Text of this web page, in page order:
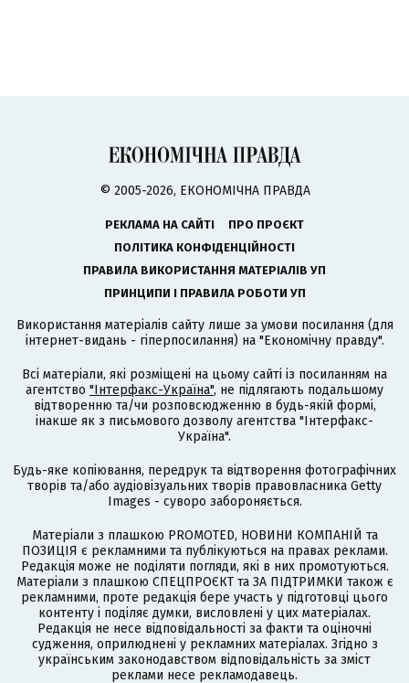
© 2005-2026, ЕКОНОМІЧНА ПРАВДА
РЕКЛАМА НА САЙТІ
ПРО ПРОЄКТ
ПОЛІТИКА КОНФІДЕНЦІЙНОСТІ
ПРАВИЛА ВИКОРИСТАННЯ МАТЕРІАЛІВ УП
ПРИНЦИПИ І ПРАВИЛА РОБОТИ УП
Використання матеріалів сайту лише за умови посилання (для
інтернет-видань - гіперпосилання) на "Економічну правду".
Всі матеріали, які розміщені на цьому сайті із посиланням на
агентство "Інтерфакс-Україна", не підлягають подальшому
відтворенню та/чи розповсюдженню в будь-якій формі,
інакше як з письмового дозволу агентства "Інтерфакс-
Україна".
Будь-яке копіювання, передрук та відтворення фотографічних
творів та/або аудіовізуальних творів правовласника Getty
Images - суворо забороняється.
Матеріали з плашкою PROMOTED, НОВИНИ КОМПАНІЙ та
ПОЗИЦІЯ є рекламними та публікуються на правах реклами.
Редакція може не поділяти погляди, які в них промотуються.
Матеріали з плашкою СПЕЦПРОЄКТ та ЗА ПІДТРИМКИ також є
рекламними, проте редакція бере участь у підготовці цього
контенту і поділяє думки, висловлені у цих матеріалах.
Редакція не несе відповідальності за факти та оціночні
судження, оприлюднені у рекламних матеріалах. Згідно з
українським законодавством відповідальність за зміст
реклами несе рекламодавець.